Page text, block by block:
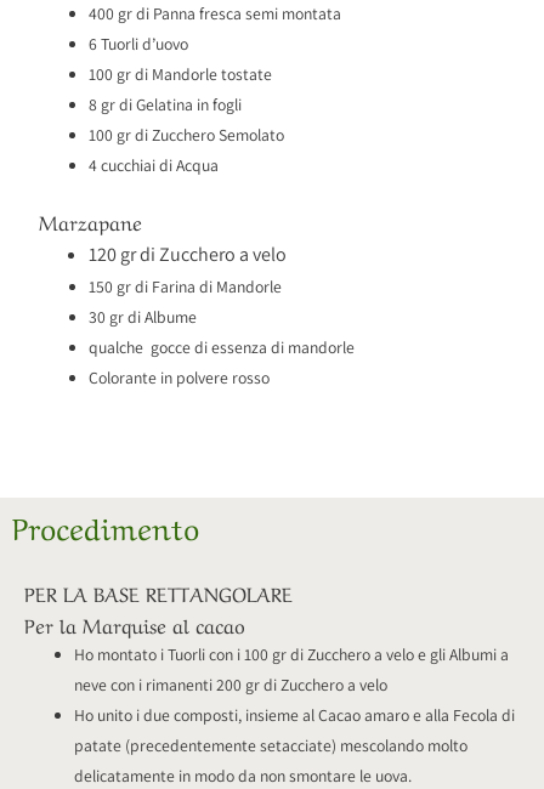
400 gr di Panna fresca semi montata
6 Tuorli d’uovo
100 gr di Mandorle tostate
8 gr di Gelatina in fogli
100 gr di Zucchero Semolato
4 cucchiai di Acqua
Marzapane
120 gr di Zucchero a velo
150 gr di Farina di Mandorle
30 gr di Albume
qualche gocce di essenza di mandorle
Colorante in polvere rosso
Procedimento
PER LA BASE RETTANGOLARE
Per la Marquise al cacao
Ho montato i Tuorli con i 100 gr di Zucchero a velo e gli Albumi a
neve con i rimanenti 200 gr di Zucchero a velo
Ho unito i due composti, insieme al Cacao amaro e alla Fecola di
patate (precedentemente setacciate) mescolando molto
delicatamente in modo da non smontare le uova.